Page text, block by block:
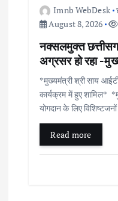
Imnb WebDesk
August 8, 2026
नक्सलमुक्त
अग्रसर हो रहा -
*मुख्यमंत्री श्री साय
कार्यक्रम में हुए शामिल*
योगदान के लिए
Read more